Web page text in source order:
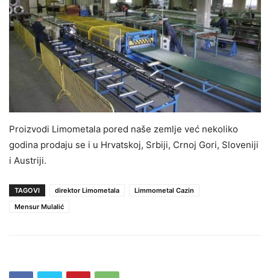
Proizvodi Limometala pored naše zemlje već nekoliko
godina prodaju se i u Hrvatskoj, Srbiji, Crnoj Gori, Sloveniji
i Austriji.
TAGOVI direktor Limometala
Limmometal Cazin
Mensur Mulalić